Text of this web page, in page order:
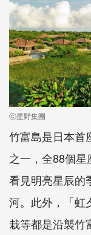
ⓒ星野集團
竹富島是日本首
之一，全88個
看見明亮星辰的
河。此外，「虹
栽等都是沿襲竹